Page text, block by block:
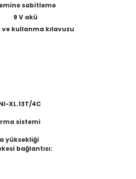
sabitleme
9 V akü
kullanma kılavuzu
XL.13T/4C
sistemi
yüksekliği
bağlantısı: